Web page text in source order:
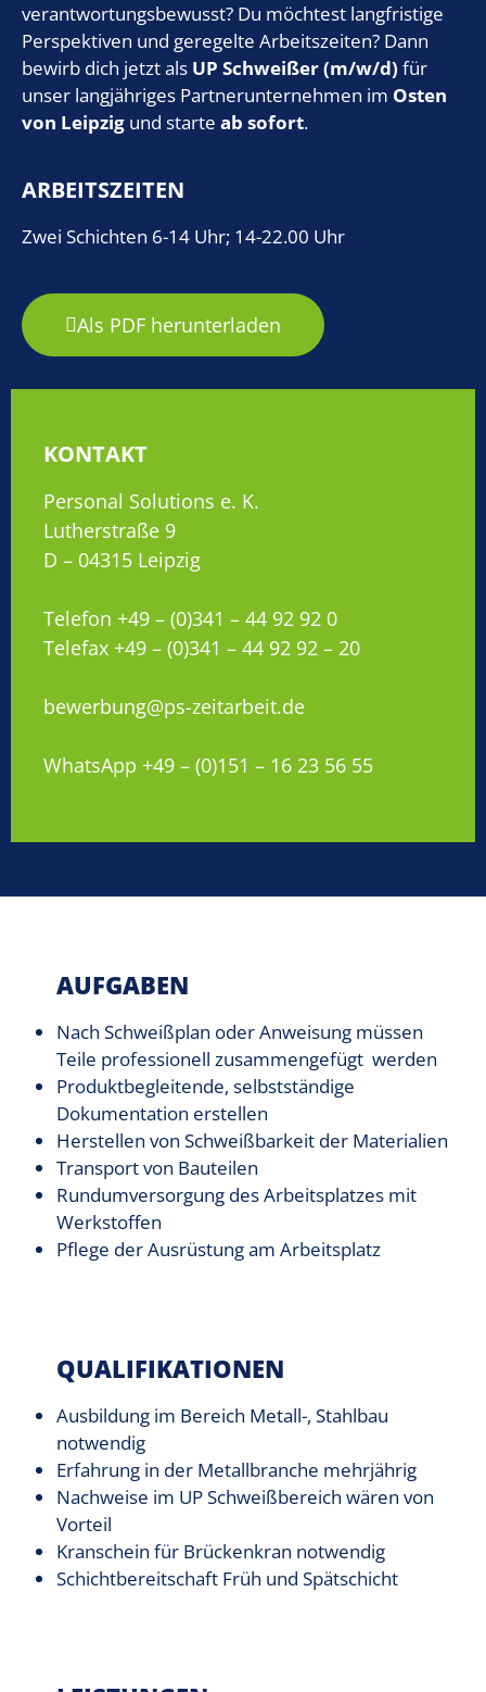
verantwortungsbewusst? Du möchtest langfristige
Perspektiven und geregelte Arbeitszeiten? Dann
bewirb dich jetzt als UP Schweißer(m/w/d) für
unser langjähriges Partnerunternehmen im Osten
von Leipzig und starte ab sofort.
ARBEITSZEITEN
Zwei Schichten 6-14 Uhr; 14-22.00 Uhr
Als PDF herunterladen
KONTAKT
Personal Solutions e. K.
Lutherstraße 9
D – 04315 Leipzig
Telefon +49 – (0)341 – 44 92 92 0
Telefax +49 – (0)341 – 44 92 92 – 20
bewerbung@ps-zeitarbeit.de
WhatsApp +49 – (0)151 – 16 23 56 55
AUFGABEN
Nach Schweißplan oder Anweisung müssen
Teile professionell zusammengefügt werden
Produktbegleitende, selbstständige
Dokumentation erstellen
Herstellen von Schweißbarkeit der Materialien
Transport von Bauteilen
Rundumversorgung des Arbeitsplatzes mit
Werkstoffen
Pflege der Ausrüstung am Arbeitsplatz
QUALIFIKATIONEN
Ausbildung im Bereich Metall-, Stahlbau
notwendig
Erfahrung in der Metallbranche mehrjährig
Nachweise im UP Schweißbereich wären von
Vorteil
Kranschein für Brückenkran notwendig
Schichtbereitschaft Früh und Spätschicht